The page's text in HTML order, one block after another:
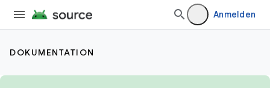
Anmelden
DOKUMENTATION